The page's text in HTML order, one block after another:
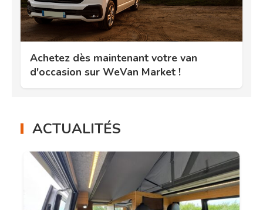
Achetez dès maintenant votre van
d'occasion sur WeVan Market !
ACTUALITÉS